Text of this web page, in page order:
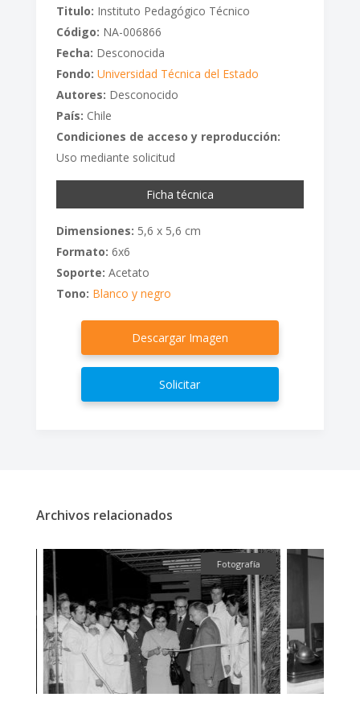
Titulo: Instituto Pedagógico Técnico
Código: NA-006866
Fecha: Desconocida
Fondo: Universidad Técnica del Estado
Autores: Desconocido
País: Chile
Condiciones de acceso y reproducción:
Uso mediante solicitud
Ficha técnica
Dimensiones: 5,6 x 5,6 cm
Formato: 6x6
Soporte: Acetato
Tono: Blanco y negro
Descargar Imagen
Solicitar
Archivos relacionados
Fotografía